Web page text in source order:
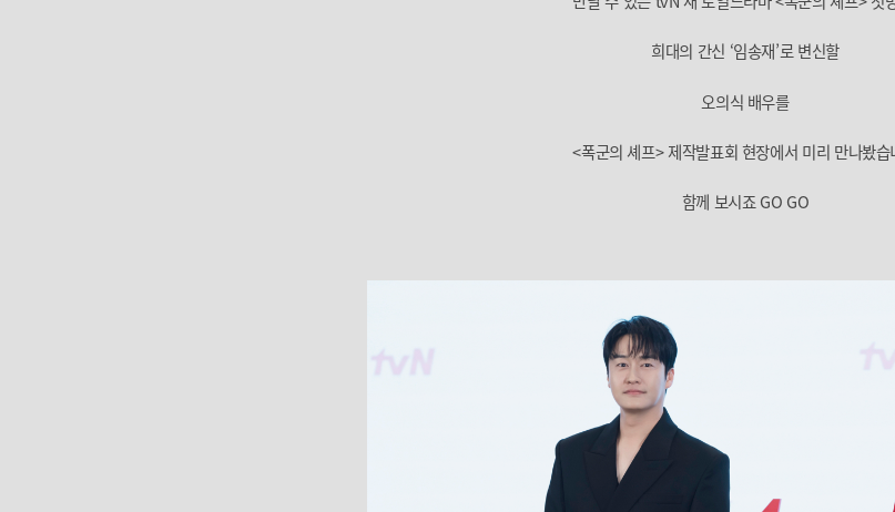
희대의 간신 ‘임송재’로 변신할
오의식 배우를
<폭군의 셰프> 제작발표회 현장에서 미리 만나봤습
함께 보시죠 GO GO